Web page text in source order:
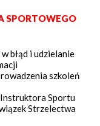
SPORTOWEGO
błąd i udzielanie
szkoleń
Sportu
Strzelectwa